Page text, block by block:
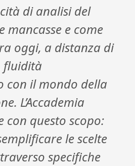
di analisi del
mancasse e come
oggi, a distanza di
fluidità
con il mondo della
L’Accademia
con questo scopo:
le scelte
specifiche